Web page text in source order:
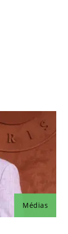
Médias